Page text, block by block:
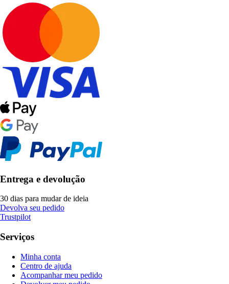
Entrega e devolução
30 dias para mudar de ideia
Devolva seu pedido
Trustpilot
Serviços
Minha conta
Centro de ajuda
Acompanhar meu pedido